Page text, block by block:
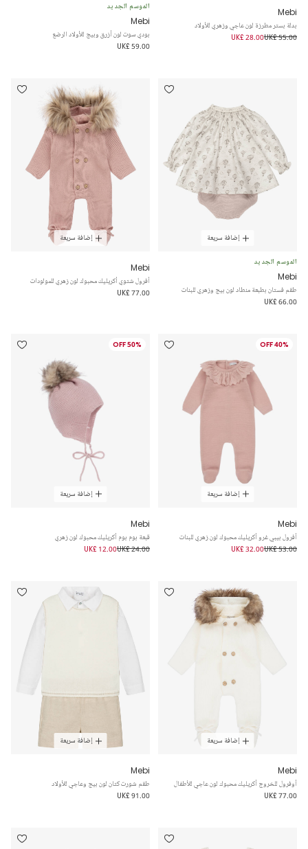
Mebi
بدلة بستر مطرزة لون عاجي وزهري للأولاد
UK£ 55.00
UK£ 28.00
الموسم الجديد
Mebi
بودي سوت لون أزرق وبيج للأولاد الرضع
UK£ 59.00
إضافة سريعة
الموسم الجديد
Mebi
طقم فستان بطبعة منطاد لون بيج وزهري للبنات
UK£ 66.00
إضافة سريعة
Mebi
أفرول شتوي أكريليك محبوك لون زهري للمولودات
UK£ 77.00
40% OFF
إضافة سريعة
Mebi
أفرول بيبي غرو أكريليك محبوك لون زهري للبنات
UK£ 53.00
UK£ 32.00
50% OFF
إضافة سريعة
Mebi
قبعة بوم بوم أكريليك محبوك لون زهري
UK£ 24.00
UK£ 12.00
إضافة سريعة
Mebi
أوفرول للخروج أكريليك محبوك لون عاجي للأطفال
UK£ 77.00
إضافة سريعة
Mebi
طقم شورت كتان لون بيج وعاجي للأولاد
UK£ 91.00